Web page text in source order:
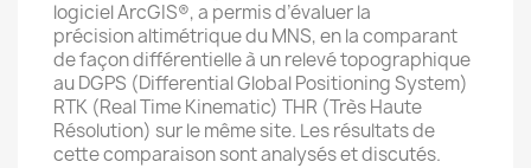
logiciel ArcGIS®, a permis d’évaluer la
précision altimétrique du MNS, en la comparant
de façon différentielle à un relevé topographique
au DGPS (Differential Global Positioning System)
RTK (Real Time Kinematic) THR (Très Haute
Résolution) sur le même site. Les résultats de
cette comparaison sont analysés et discutés.